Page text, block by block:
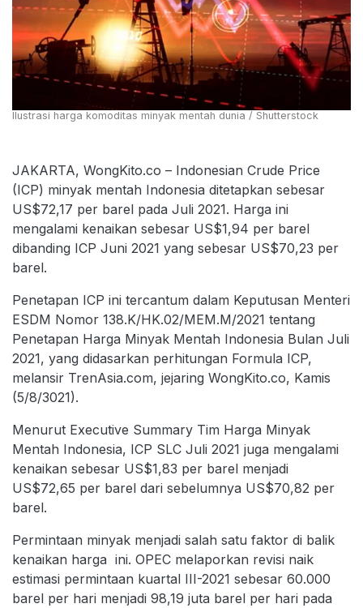
Ilustrasi harga komoditas minyak mentah dunia / Shutterstock
JAKARTA, WongKito.co – Indonesian Crude Price
(ICP) minyak mentah Indonesia ditetapkan sebesar
US$72,17 per barel pada Juli 2021. Harga ini
mengalami kenaikan sebesar US$1,94 per barel
dibanding ICP Juni 2021 yang sebesar US$70,23 per
barel.
Penetapan ICP ini tercantum dalam Keputusan Menteri
ESDM Nomor 138.K/HK.02/MEM.M/2021 tentang
Penetapan Harga Minyak Mentah Indonesia Bulan Juli
2021, yang didasarkan perhitungan Formula ICP,
melansir TrenAsia.com, jejaring WongKito.co, Kamis
(5/8/3021).
Menurut Executive Summary Tim Harga Minyak
Mentah Indonesia, ICP SLC Juli 2021 juga mengalami
kenaikan sebesar US$1,83 per barel menjadi
US$72,65 per barel dari sebelumnya US$70,82 per
barel.
Permintaan minyak menjadi salah satu faktor di balik
kenaikan harga ini. OPEC melaporkan revisi naik
estimasi permintaan kuartal III-2021 sebesar 60.000
barel per hari menjadi 98,19 juta barel per hari pada